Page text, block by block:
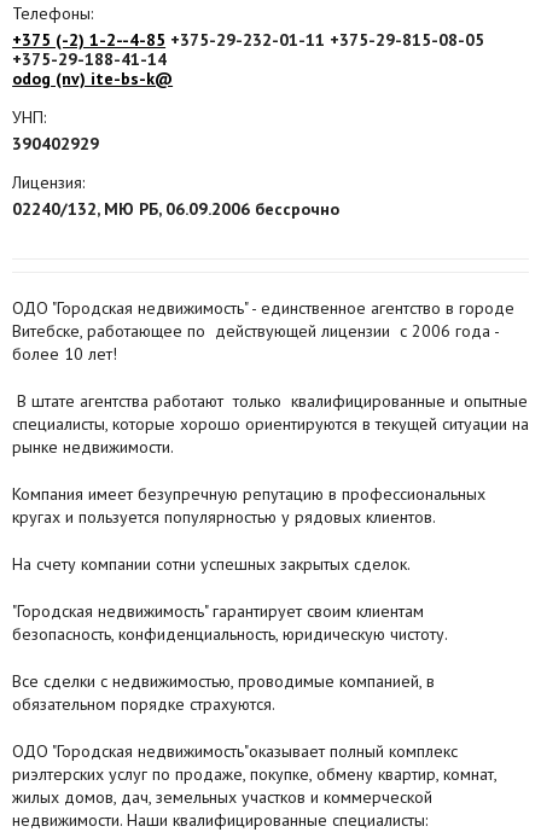
Грузовое такси
Способы оплаты
Реклама на сайте
Телефоны:
+375 (-2) 1-2--4-85 +375-29-232-01-11 +375-29-815-08-05
+375-29-188-41-14
odog (nv) ite-bs-k@
УНП:
390402929
Лицензия:
02240/132, МЮ РБ, 06.09.2006 бессрочно
ОДО "Городская недвижимость" - единственное агентство в городе
Витебске, работающее по действующей лицензии с 2006 года -
более 10 лет!
В штате агентства работают только квалифицированные и опытные
специалисты, которые хорошо ориентируются в текущей ситуации на
рынке недвижимости.
Компания имеет безупречную репутацию в профессиональных
кругах и пользуется популярностью у рядовых клиентов.
На счету компании сотни успешных закрытых сделок.
"Городская недвижимость" гарантирует своим клиентам
безопасность, конфиденциальность, юридическую чистоту.
Все сделки с недвижимостью, проводимые компанией, в
обязательном порядке страхуются.
ОДО "Городская недвижимость"оказывает полный комплекс
риэлтерских услуг по продаже, покупке, обмену квартир, комнат,
жилых домов, дач, земельных участков и коммерческой
недвижимости. Наши квалифицированные специалисты: